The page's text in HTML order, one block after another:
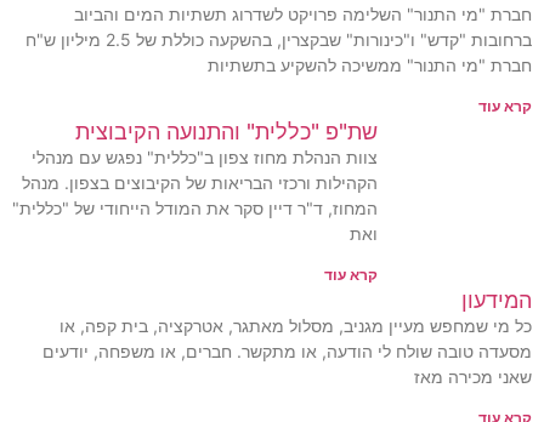
חברת "מי התנור" השלימה פרויקט לשדרוג תשתיות המים והביוב
ברחובות "קדש" ו"כינורות" שבקצרין, בהשקעה כוללת של 2.5 מיליון ש"ח
חברת "מי התנור" ממשיכה להשקיע בתשתיות
קרא עוד
שת"פ "כללית" והתנועה הקיבוצית
צוות הנהלת מחוז צפון ב"כללית" נפגש עם מנהלי
הקהילות ורכזי הבריאות של הקיבוצים בצפון. מנהל
המחוז, ד"ר דיין סקר את המודל הייחודי של "כללית"
ואת
קרא עוד
המידעון
כל מי שמחפש מעיין מגניב, מסלול מאתגר, אטרקציה, בית קפה, או
מסעדה טובה שולח לי הודעה, או מתקשר. חברים, או משפחה, יודעים
שאני מכירה מאז
קרא עוד